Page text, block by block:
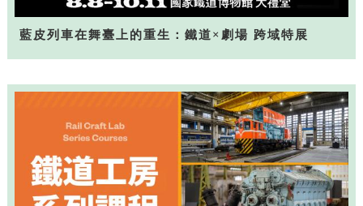
藍皮列車在舞臺上的重生：鐵道×劇場 跨域特展